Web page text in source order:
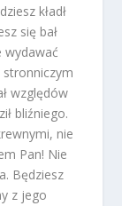
kładł
się bał
wydawać
stronniczym
względów
bliźniego.
nie
Pan! Nie
Będziesz
z jego